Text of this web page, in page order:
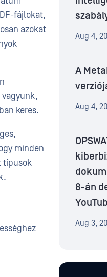
fájlokat,
azokat
vagyunk,
keres.
minden
típusok
Aug 4,
A
Aug 4,
8-án
Aug 3,